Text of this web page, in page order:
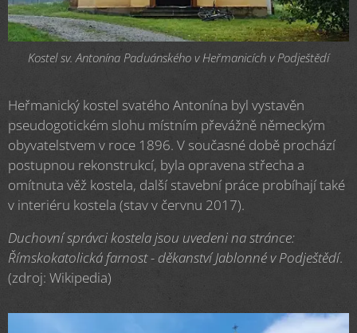
Kostel sv. Antonína Paduánského v Heřmanicích v Podještědí
Heřmanický kostel svatého Antonína byl vystavěn
pseudogotickém slohu místním převážně německým
obyvatelstvem v roce 1896. V současné době prochází
postupnou rekonstrukcí, byla opravena střecha a
omítnuta věž kostela, další stavební práce probíhají také
v interiéru kostela (stav v červnu 2017).
Duchovní správci kostela jsou uvedeni na stránce:
Římskokatolická farnost - děkanství Jablonné v Podještědí.
(zdroj: Wikipedia)